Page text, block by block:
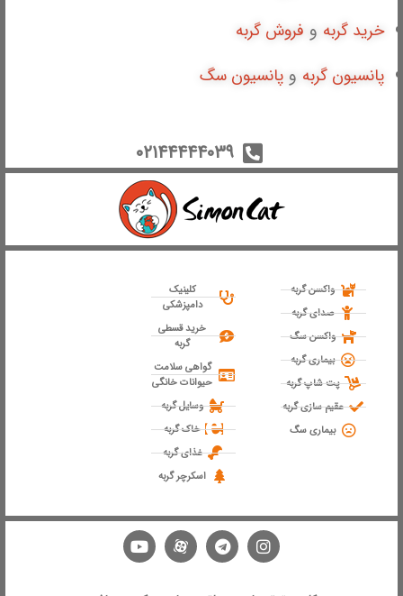
خرید گربه و فروش گربه
پانسیون گربه و پانسیون سگ
۰۲۱۴۴۴۴۴۰۳۹
واکسن گربه
صدای گربه
واکسن سگ
بیماری گربه
پت شاپ گربه
عقیم سازی گربه
بیماری سگ
کلینیک
دامپزشکی
خرید قسطی
گربه
گواهی سلامت
حیوانات خانگی
وسایل گربه
خاک گربه
غذای گربه
اسکرچر گربه
از آخرین تخفیفات ما باخبر شو